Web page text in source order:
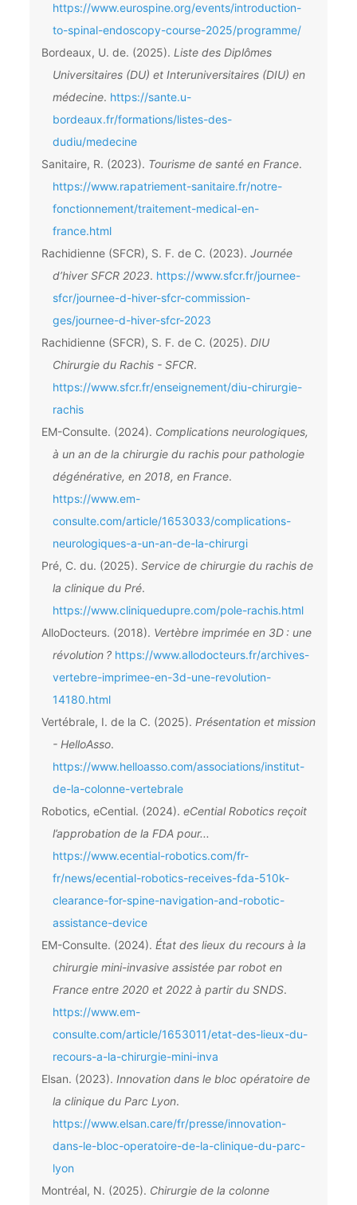
https://www.eurospine.org/events/introduction-
to-spinal-endoscopy-course-2025/programme/
Bordeaux, U. de. (2025). Liste des Diplômes
Universitaires (DU) et Interuniversitaires (DIU) en
médecine. https://sante.u-
bordeaux.fr/formations/listes-des-
dudiu/medecine
Sanitaire, R. (2023). Tourisme de santé en France.
https://www.rapatriement-sanitaire.fr/notre-
fonctionnement/traitement-medical-en-
france.html
Rachidienne (SFCR), S. F. de C. (2023). Journée
d’hiver SFCR 2023. https://www.sfcr.fr/journee-
sfcr/journee-d-hiver-sfcr-commission-
ges/journee-d-hiver-sfcr-2023
Rachidienne (SFCR), S. F. de C. (2025). DIU
Chirurgie du Rachis - SFCR.
https://www.sfcr.fr/enseignement/diu-chirurgie-
rachis
EM-Consulte. (2024). Complications neurologiques,
à un an de la chirurgie du rachis pour pathologie
dégénérative, en 2018, en France.
https://www.em-
consulte.com/article/1653033/complications-
neurologiques-a-un-an-de-la-chirurgi
Pré, C. du. (2025). Service de chirurgie du rachis de
la clinique du Pré.
https://www.cliniquedupre.com/pole-rachis.html
AlloDocteurs. (2018). Vertèbre imprimée en 3D : une
révolution ? https://www.allodocteurs.fr/archives-
vertebre-imprimee-en-3d-une-revolution-
14180.html
Vertébrale, I. de la C. (2025). Présentation et mission
- HelloAsso.
https://www.helloasso.com/associations/institut-
de-la-colonne-vertebrale
Robotics, eCential. (2024). eCential Robotics reçoit
l’approbation de la FDA pour...
https://www.ecential-robotics.com/fr-
fr/news/ecential-robotics-receives-fda-510k-
clearance-for-spine-navigation-and-robotic-
assistance-device
EM-Consulte. (2024). État des lieux du recours à la
chirurgie mini-invasive assistée par robot en
France entre 2020 et 2022 à partir du SNDS.
https://www.em-
consulte.com/article/1653011/etat-des-lieux-du-
recours-a-la-chirurgie-mini-inva
Elsan. (2023). Innovation dans le bloc opératoire de
la clinique du Parc Lyon.
https://www.elsan.care/fr/presse/innovation-
dans-le-bloc-operatoire-de-la-clinique-du-parc-
lyon
Montréal, N. (2025). Chirurgie de la colonne